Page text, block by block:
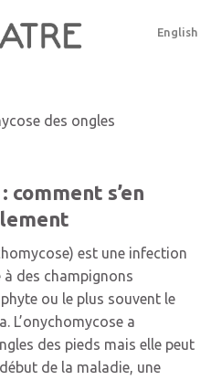
English
des ongles
comment s’en
est une infection
à des champignons
ou le plus souvent le
L’onychomycose a
des pieds mais elle peut
de la maladie, une